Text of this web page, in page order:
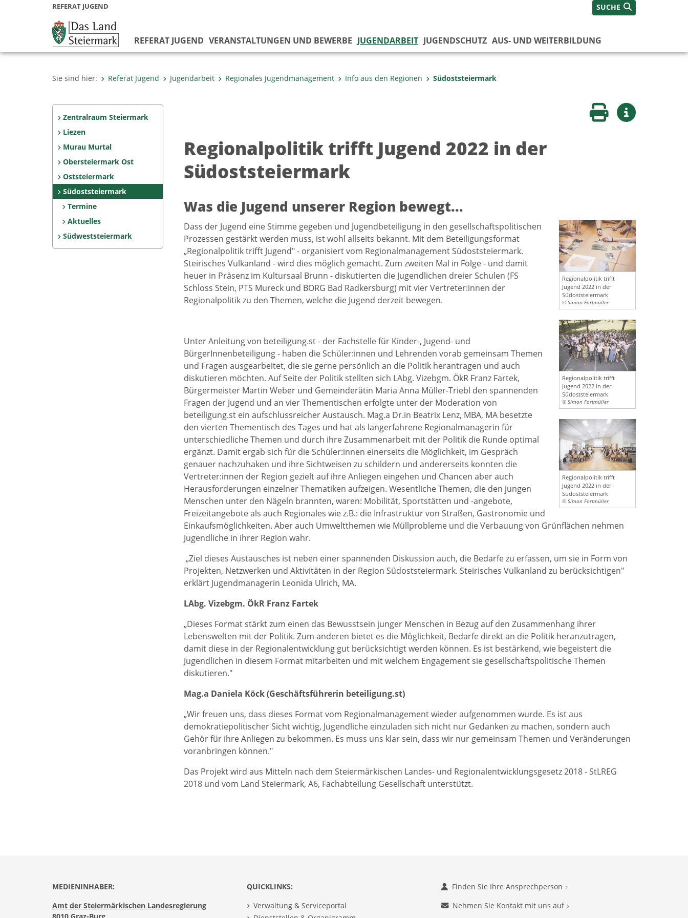
REFERAT JUGEND SUCHE
REFERAT JUGEND VERANSTALTUNGEN UND BEWERBE JUGENDARBEIT JUGENDSCHUTZ AUS- UND WEITERBILDUNG
Sie sind hier: Referat Jugend Jugendarbeit Regionales Jugendmanagement Info aus den Regionen Südoststeiermark
Zentralraum Steiermark
Liezen
Murau Murtal
Obersteiermark Ost
Oststeiermark
Südoststeiermark
Termine
Aktuelles
Südweststeiermark
Seite druckenWeitere Infos
Regionalpolitik trifft Jugend 2022 in der
Südoststeiermark
Was die Jugend unserer Region bewegt...
Regionalpolitik trifft
Jugend 2022 in der
Südoststeiermark
© Simon Fortmüller
Regionalpolitik trifft
Jugend 2022 in der
Südoststeiermark
© Simon Fortmüller
Regionalpolitik trifft
Jugend 2022 in der
Südoststeiermark
© Simon Fortmüller
Dass der Jugend eine Stimme gegeben und Jugendbeteiligung in den gesellschaftspolitischen
Prozessen gestärkt werden muss, ist wohl allseits bekannt. Mit dem Beteiligungsformat
„Regionalpolitik trifft Jugend" - organisiert vom Regionalmanagement Südoststeiermark.
Steirisches Vulkanland - wird dies möglich gemacht. Zum zweiten Mal in Folge - und damit
heuer in Präsenz im Kultursaal Brunn - diskutierten die Jugendlichen dreier Schulen (FS
Schloss Stein, PTS Mureck und BORG Bad Radkersburg) mit vier Vertreter:innen der
Regionalpolitik zu den Themen, welche die Jugend derzeit bewegen.
Unter Anleitung von beteiligung.st - der Fachstelle für Kinder-, Jugend- und
BürgerInnenbeteiligung - haben die Schüler:innen und Lehrenden vorab gemeinsam Themen
und Fragen ausgearbeitet, die sie gerne persönlich an die Politik herantragen und auch
diskutieren möchten. Auf Seite der Politik stellten sich LAbg. Vizebgm. ÖkR Franz Fartek,
Bürgermeister Martin Weber und Gemeinderätin Maria Anna Müller-Triebl den spannenden
Fragen der Jugend und an vier Thementischen erfolgte unter der Moderation von
beteiligung.st ein aufschlussreicher Austausch. Mag.a Dr.in Beatrix Lenz, MBA, MA besetzte
den vierten Thementisch des Tages und hat als langerfahrene Regionalmanagerin für
unterschiedliche Themen und durch ihre Zusammenarbeit mit der Politik die Runde optimal
ergänzt. Damit ergab sich für die Schüler:innen einerseits die Möglichkeit, im Gespräch
genauer nachzuhaken und ihre Sichtweisen zu schildern und andererseits konnten die
Vertreter:innen der Region gezielt auf ihre Anliegen eingehen und Chancen aber auch
Herausforderungen einzelner Thematiken aufzeigen. Wesentliche Themen, die den jungen
Menschen unter den Nägeln brannten, waren: Mobilität, Sportstätten und -angebote,
Freizeitangebote als auch Regionales wie z.B.: die Infrastruktur von Straßen, Gastronomie und
Einkaufsmöglichkeiten. Aber auch Umweltthemen wie Müllprobleme und die Verbauung von Grünflächen nehmen
Jugendliche in ihrer Region wahr.
„Ziel dieses Austausches ist neben einer spannenden Diskussion auch, die Bedarfe zu erfassen, um sie in Form von
Projekten, Netzwerken und Aktivitäten in der Region Südoststeiermark. Steirisches Vulkanland zu berücksichtigen"
erklärt Jugendmanagerin Leonida Ulrich, MA.
LAbg. Vizebgm. ÖkR Franz Fartek
„Dieses Format stärkt zum einen das Bewusstsein junger Menschen in Bezug auf den Zusammenhang ihrer
Lebenswelten mit der Politik. Zum anderen bietet es die Möglichkeit, Bedarfe direkt an die Politik heranzutragen,
damit diese in der Regionalentwicklung gut berücksichtigt werden können. Es ist bestärkend, wie begeistert die
Jugendlichen in diesem Format mitarbeiten und mit welchem Engagement sie gesellschaftspolitische Themen
diskutieren."
Mag.a Daniela Köck (Geschäftsführerin beteiligung.st)
„Wir freuen uns, dass dieses Format vom Regionalmanagement wieder aufgenommen wurde. Es ist aus
demokratiepolitischer Sicht wichtig, Jugendliche einzuladen sich nicht nur Gedanken zu machen, sondern auch
Gehör für ihre Anliegen zu bekommen. Es muss uns klar sein, dass wir nur gemeinsam Themen und Veränderungen
voranbringen können."
Das Projekt wird aus Mitteln nach dem Steiermärkischen Landes- und Regionalentwicklungsgesetz 2018 - StLREG
2018 und vom Land Steiermark, A6, Fachabteilung Gesellschaft unterstützt.
MEDIENINHABER:
Amt der Steiermärkischen Landesregierung
QUICKLINKS:
Verwaltung & Serviceportal
Finden Sie Ihre Ansprechperson
Nehmen Sie Kontakt mit uns auf